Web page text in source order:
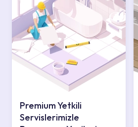
Premium Yetkili
Servislerimizle